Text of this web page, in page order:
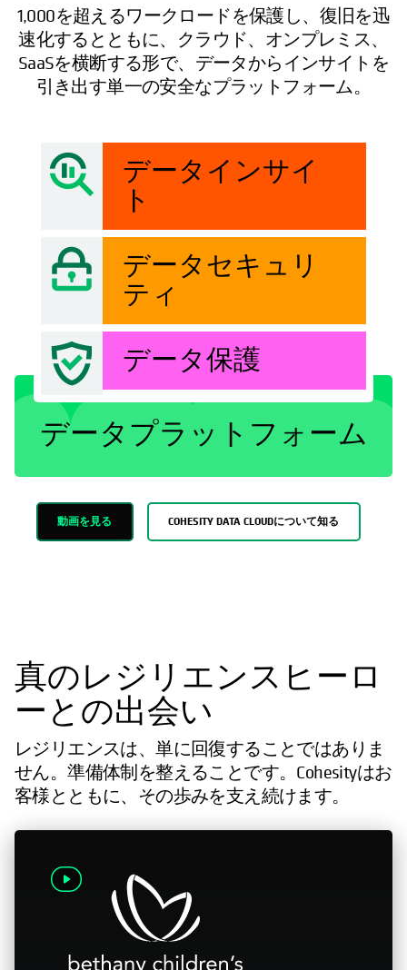
1,000を超えるワークロードを保護し、復旧を迅
速化するとともに、クラウド、オンプレミス、
SaaSを横断する形で、データからインサイトを
引き出す単一の安全なプラットフォーム。
データインサイ
ト
データセキュリ
ティ
データ保護
データプラットフォーム
動画を見る COHESITY DATA CLOUDについて知る
真のレジリエンスヒーロ
ーとの出会い
レジリエンスは、単に回復することではありま
せん。準備体制を整えることです。Cohesityはお
客様とともに、その歩みを支え続けます。